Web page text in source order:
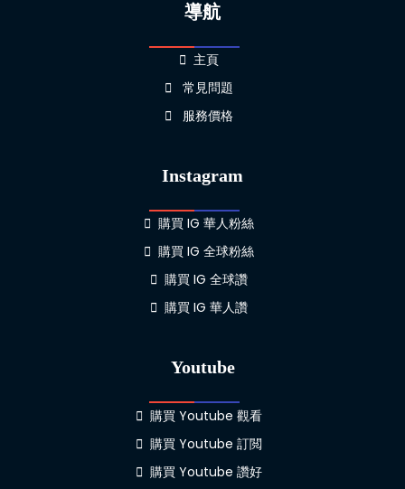
導航
主頁
常見問題
服務價格
Instagram
購買 IG 華人粉絲
購買 IG 全球粉絲
購買 IG 全球讚
購買 IG 華人讚
Youtube
購買 Youtube 觀看
購買 Youtube 訂閲
購買 Youtube 讚好